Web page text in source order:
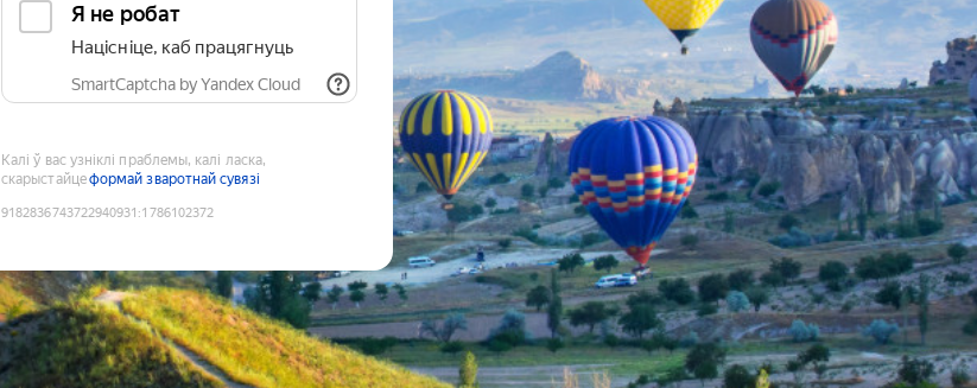
Я не робат
Націсніце, каб працягнуць
SmartCaptcha by Yandex Cloud
Калі ў вас узніклі праблемы, калі ласка,
скарыстайцеформай зваротнай сувязі
9182836743722940931 :1786102372